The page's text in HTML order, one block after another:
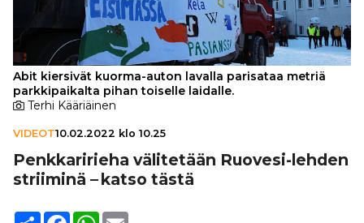
Abit kiersivät kuorma-auton lavalla parisataa metriä
parkkipaikalta pihan toiselle laidalle.
Terhi Kääriäinen
VIDEOT10.02.2022 klo 10.25
Penk­ka­ri­rieha väli­te­tään Ruovesi-lehden
striiminä – katso tästä
Share FacebookWhatsApp